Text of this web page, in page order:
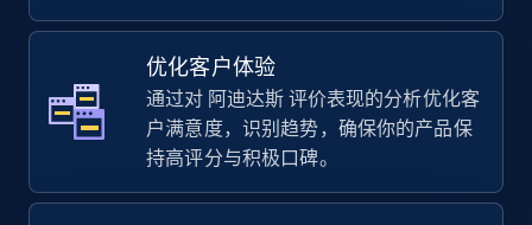
TikTok Shop
URL, Title, Available, Description, Currency, Initial
price, Final price, Discount percent, and more.
优化客户体验
通过对 阿迪达斯 评价表现的分析优化客
户满意度，识别趋势，确保你的产品保
持高评分与积极口碑。